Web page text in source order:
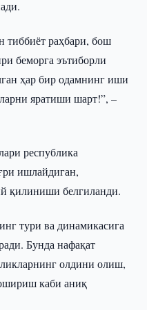
тиббиёт раҳбари, бош
беморга эътиборли
ҳар бир одамнинг иши
яратиши шарт!”, –
республика
ишлайдиган,
қилиниши белгиланди.
тури ва динамикасига
Бунда нафақат
олдини олиш,
каби аниқ